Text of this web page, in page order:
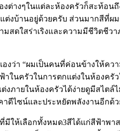
ต่างๆในแต่ละห้องครัวก็สะท้อน
งบ้านอยู่ด้วยครับ ส่วนมากสีที่ผ
สดใสร่าเริงและความมีชีวิตชี
องว่า “ผมเป็นคนที่ค่อนข้างให้ค
ในครัวในการตกแต่งในห้องครั
ภายในห้องครัวได้ง่ายดูมีสไตล์
ดีไซน์และประหยัดพลังงานอีกด้
ที่มีให้เลือกทั้งหมด3สีได้แก่สีฟ้า